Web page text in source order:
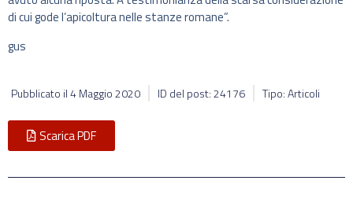
di cui gode l’apicoltura nelle stanze romane”.
gus
Pubblicato il4 Maggio 2020 ID del post: 24176 Tipo: Articoli
Scarica PDF